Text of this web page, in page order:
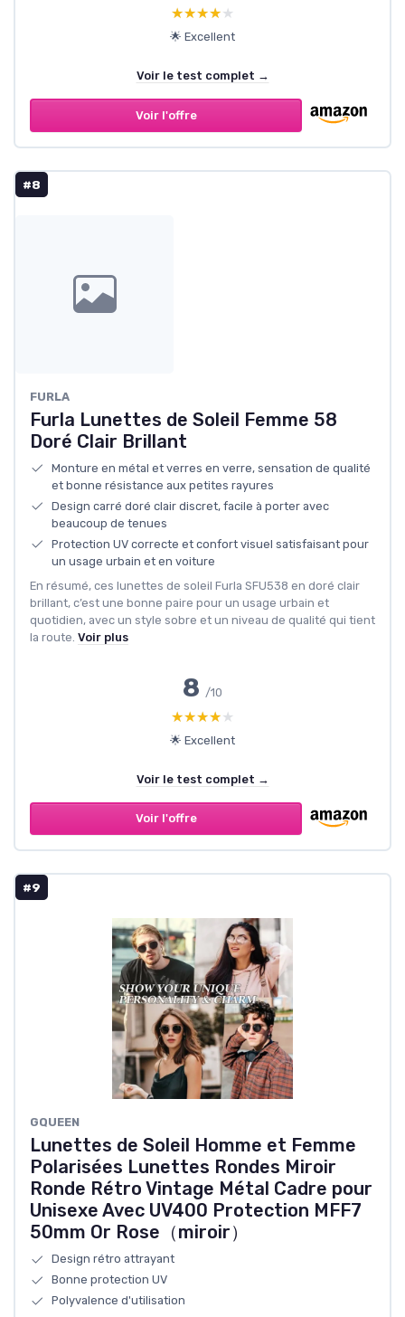
★★★★★
★★★★★
🌟 Excellent
Voir le test complet →
Voir l'offre
#8
FURLA
Furla Lunettes de Soleil Femme 58
Doré Clair Brillant
Monture en métal et verres en verre, sensation de qualité
et bonne résistance aux petites rayures
Design carré doré clair discret, facile à porter avec
beaucoup de tenues
Protection UV correcte et confort visuel satisfaisant pour
un usage urbain et en voiture
En résumé, ces lunettes de soleil Furla SFU538 en doré clair
brillant, c’est une bonne paire pour un usage urbain et
quotidien, avec un style sobre et un niveau de qualité qui tient
la route. Voir plus
8 /10
★★★★★
★★★★★
🌟 Excellent
Voir le test complet →
Voir l'offre
#9
GQUEEN
Lunettes de Soleil Homme et Femme
Polarisées Lunettes Rondes Miroir
Ronde Rétro Vintage Métal Cadre pour
Unisexe Avec UV400 Protection MFF7
50mm Or Rose（miroir）
Design rétro attrayant
Bonne protection UV
Polyvalence d'utilisation